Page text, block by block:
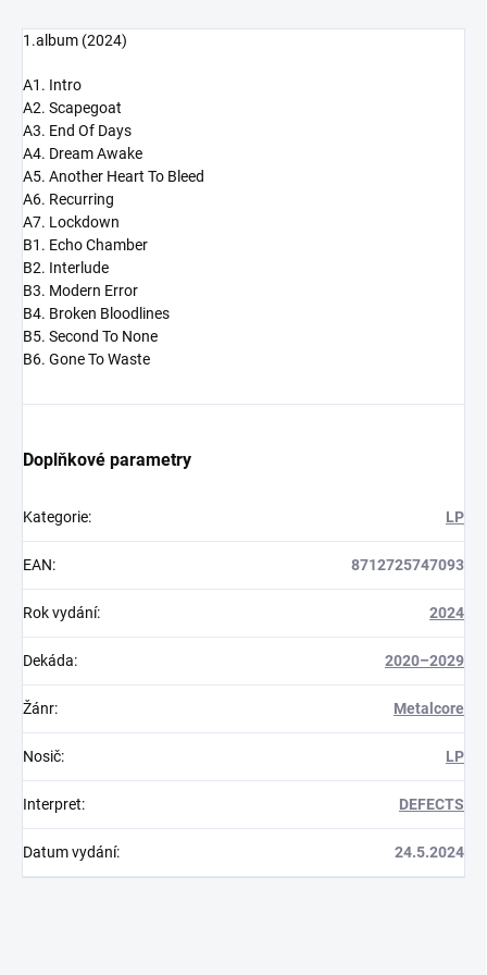
1.album (2024)
A1. Intro
A2. Scapegoat
A3. End Of Days
A4. Dream Awake
A5. Another Heart To Bleed
A6. Recurring
A7. Lockdown
B1. Echo Chamber
B2. Interlude
B3. Modern Error
B4. Broken Bloodlines
B5. Second To None
B6. Gone To Waste
Doplňkové parametry
Kategorie: LP
EAN: 8712725747093
Rok vydání: 2024
Dekáda: 2020–2029
Žánr: Metalcore
Nosič: LP
Interpret: DEFECTS
Datum vydání: 24.5.2024